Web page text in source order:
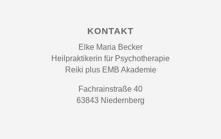
KONTAKT
Elke Maria Becker
Heilpraktikerin für Psychotherapie
Reiki plus EMB Akademie
Fachrainstraße 40
63843 Niedernberg